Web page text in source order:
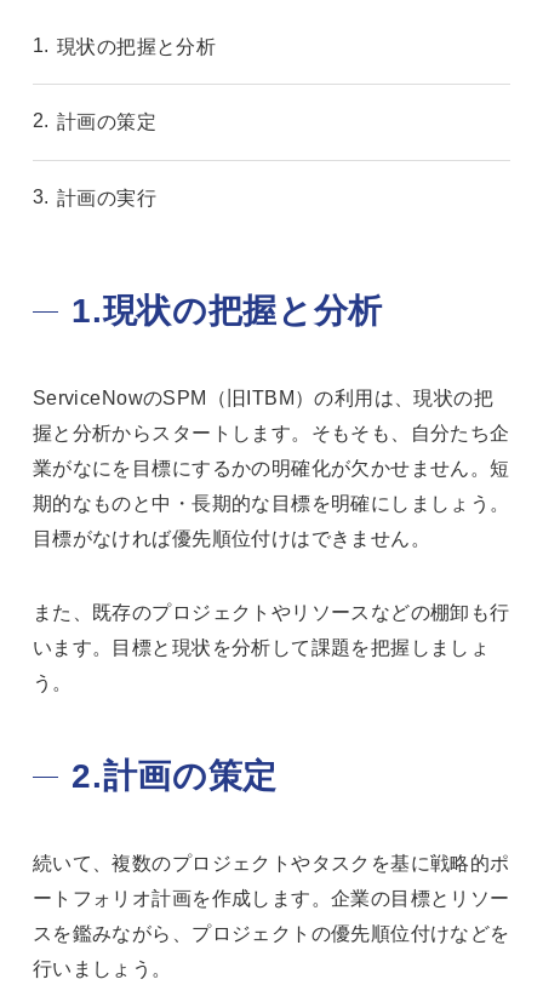
現状の把握と分析
計画の策定
計画の実行
1.現状の把握と分析
ServiceNowのSPM（旧ITBM）の利用は、現状の把
握と分析からスタートします。そもそも、自分たち企
業がなにを目標にするかの明確化が欠かせません。短
期的なものと中・長期的な目標を明確にしましょう。
目標がなければ優先順位付けはできません。
また、既存のプロジェクトやリソースなどの棚卸も行
います。目標と現状を分析して課題を把握しましょ
う。
2.計画の策定
続いて、複数のプロジェクトやタスクを基に戦略的ポ
ートフォリオ計画を作成します。企業の目標とリソー
スを鑑みながら、プロジェクトの優先順位付けなどを
行いましょう。